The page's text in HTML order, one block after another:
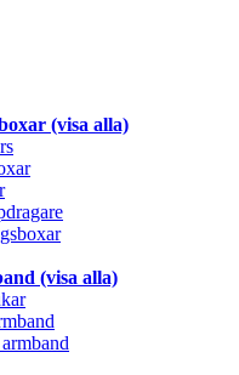
(visa alla)
(visa alla)